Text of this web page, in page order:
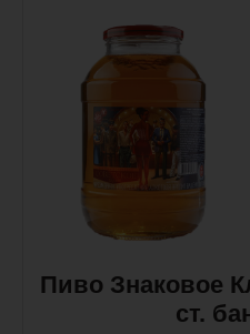
Пиво Знаковое
ст.